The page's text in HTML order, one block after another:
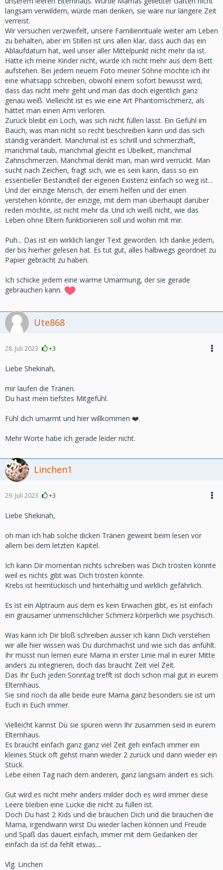
langsam verwildern, würde man denken, sie wäre nur längere Zeit
verreist.
Wir versuchen verzweifelt, unsere Familienrituale weiter am Leben
zu behalten, aber im Stillen ist uns allen klar, dass auch das ein
Ablaufdatum hat, weil unser aller Mittelpunkt nicht mehr da ist.
Hätte ich meine Kinder nicht, würde ich nicht mehr aus dem Bett
aufstehen. Bei jedem neuem Foto meiner Söhne möchte ich ihr
eine whatsapp schreiben, obwohl einem sofort bewusst wird,
dass das nicht mehr geht und man das doch eigentlich ganz
genau weiß. Vielleicht ist es wie eine Art Phantomschmerz, als
hättet man einen Arm verloren.
Zurück bleibt ein Loch, was sich nicht füllen lässt. Ein Gefühl im
Bauch, was man nicht so recht beschreiben kann und das sich
ständig verändert. Manchmal ist es schrill und schmerzhaft,
manchmal taub, manchmal gleicht es Übelkeit, manchmal
Zahnschmerzen. Manchmal denkt man, man wird verrückt. Man
sucht nach Zeichen, fragt sich, wie es sein kann, dass so ein
essentieller Bestandteil der eigenen Existenz einfach so weg ist...
Und der einzige Mensch, der einem helfen und der einen
verstehen könnte, der einzige, mit dem man überhaupt darüber
reden möchte, ist nicht mehr da. Und ich weiß nicht, wie das
Leben ohne Eltern funktionieren soll und wohin mit mir.
Puh... Das ist ein wirklich langer Text geworden. Ich danke jedem,
der bis hierher gelesen hat. Es tut gut, alles halbwegs geordnet zu
Papier gebracht zu haben.
Ich schicke jedem eine warme Umarmung, der sie gerade
gebrauchen kann.
Ute868
28. Juli 2023 +3
Liebe Shekinah,
mir laufen die Tränen.
Du hast mein tiefstes Mitgefühl.
Fühl dich umarmt und hier willkommen ❤️.
Mehr Worte habe ich gerade leider nicht.
Linchen1
29. Juli 2023 +3
Liebe Shekinah,
oh man ich hab solche dicken Tränen geweint beim lesen vor
allem bei dem letzten Kapitel.
Ich kann Dir momentan nichts schreiben was Dich trösten könnte
weil es nichts gibt was Dich trösten könnte.
Krebs ist heimtückisch und hinterhältig und wirklich gefährlich.
Es ist ein Alptraum aus dem es kein Erwachen gibt, es ist einfach
ein grausamer unmenschlicher Schmerz körperlich wie psychisch.
Was kann ich Dir bloß schreiben ausser ich kann Dich verstehen
wir alle hier wissen was Du durchmachst und wie sich das anfühlt.
Ihr müsst nun lernen eure Mama in erster Linie mal in eurer Mitte
anders zu integrieren, doch das braucht Zeit viel Zeit.
Das Ihr Euch jeden Sonntag trefft ist doch schon mal gut in eurem
Elternhaus.
Sie sind noch da alle beide eure Mama ganz besonders sie ist um
Euch in Euch immer.
Vielleicht kannst Du sie spüren wenn Ihr zusammen seid in eurem
Elternhaus.
Es braucht einfach ganz ganz viel Zeit geh einfach immer ein
kleines Stück oft gehst mann wieder 2 zurück und dann wieder ein
Stück.
Lebe einen Tag nach dem anderen, ganz langsam ändert es sich.
Gut wird es nicht mehr anders milder doch es wird immer diese
Leere bleiben eine Lücke die nicht zu füllen ist.
Doch Du hast 2 Kids und die brauchen Dich und die brauchen die
Mama, irgendwann wirst Du wieder lachen können und Freude
und Spaß das dauert einfach, immer mit dem Gedanken der
einfach da ist da fehlt etwas....
Vlg. Linchen